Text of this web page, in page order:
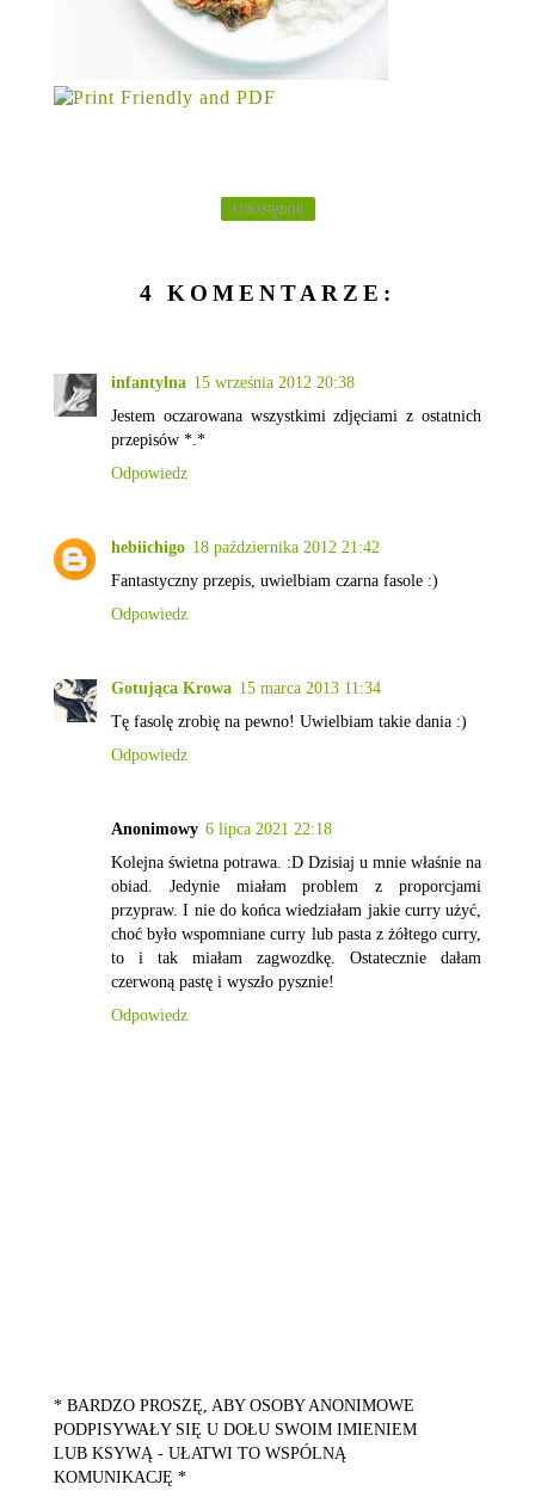
Udostępnij
4 KOMENTARZE:
infantylna 15 września 2012 20:38
Jestem oczarowana wszystkimi zdjęciami z ostatnich
przepisów *.*
Odpowiedz
hebiichigo 18 października 2012 21:42
Fantastyczny przepis, uwielbiam czarna fasole :)
Odpowiedz
Gotująca Krowa 15 marca 2013 11:34
Tę fasolę zrobię na pewno! Uwielbiam takie dania :)
Odpowiedz
Anonimowy 6 lipca 2021 22:18
Kolejna świetna potrawa. :D Dzisiaj u mnie właśnie na
obiad. Jedynie miałam problem z proporcjami
przypraw. I nie do końca wiedziałam jakie curry użyć,
choć było wspomniane curry lub pasta z żółtego curry,
to i tak miałam zagwozdkę. Ostatecznie dałam
czerwoną pastę i wyszło pysznie!
Odpowiedz
* BARDZO PROSZĘ, ABY OSOBY ANONIMOWE
PODPISYWAŁY SIĘ U DOŁU SWOIM IMIENIEM
LUB KSYWĄ - UŁATWI TO WSPÓLNĄ
KOMUNIKACJĘ *